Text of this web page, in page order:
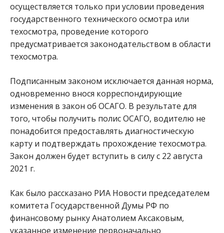
осуществляется только при условии проведения
государственного технического осмотра или
техосмотра, проведение которого
предусматривается законодательством в области
техосмотра.
Подписанным законом исключается данная норма,
одновременно внося корреспондирующие
изменения в закон об ОСАГО. В результате для
того, чтобы получить полис ОСАГО, водителю не
понадобится предоставлять диагностическую
карту и подтверждать прохождение техосмотра.
Закон должен будет вступить в силу с 22 августа
2021 г.
Как было рассказано РИА Новости председателем
комитета Государственной Думы РФ по
финансовому рынку Анатолием Аксаковым,
указанное изменение первоначально